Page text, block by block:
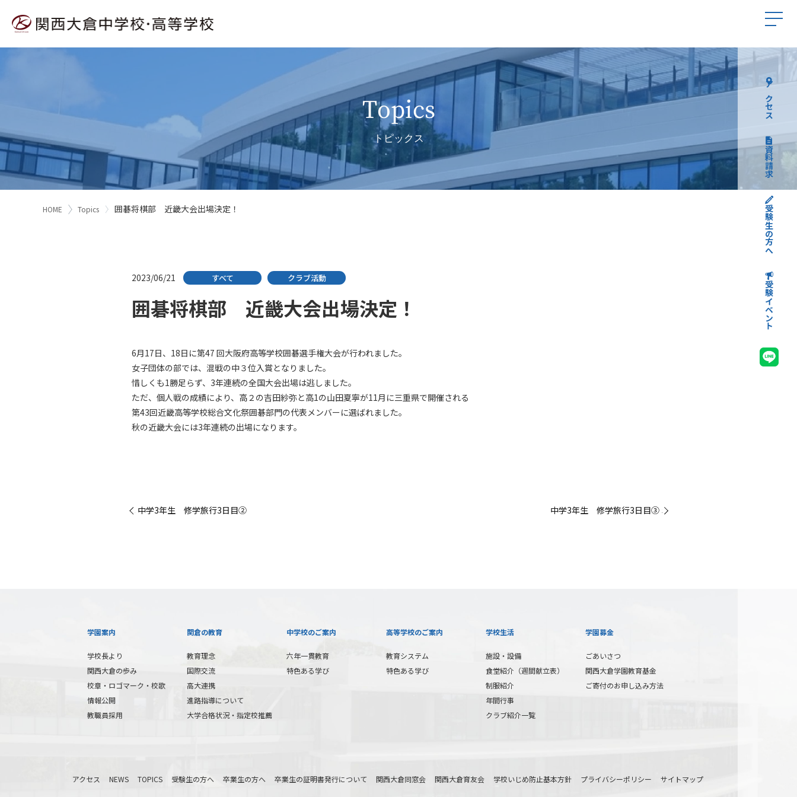
アクセス
資料請求
受験生の方へ
受験イベント
Topics
トピックス
HOME Topics 囲碁将棋部 近畿大会出場決定！
2023/06/21 すべて クラブ活動
囲碁将棋部 近畿大会出場決定！
6月17日、18日に第47 回大阪府高等学校囲碁選手権大会が行われました。
女子団体の部では、混戦の中３位入賞となりました。
惜しくも1勝足らず、3年連続の全国大会出場は逃しました。
ただ、個人戦の成績により、高２の吉田紗弥と高1の山田夏寧が11月に三重県で開催される
第43回近畿高等学校総合文化祭囲碁部門の代表メンバーに選ばれました。
秋の近畿大会には3年連続の出場になります。
« 中学3年生 修学旅行3日目② 中学3年生 修学旅行3日目③ »
学園案内
学校長より
関西大倉の歩み
校章・ロゴマーク・校歌
情報公開
教職員採用
関倉の教育
教育理念
国際交流
高大連携
進路指導について
大学合格状況・指定校推薦
中学校のご案内
六年一貫教育
特色ある学び
高等学校のご案内
教育システム
特色ある学び
学校生活
施設・設備
食堂紹介（週間献立表）
制服紹介
年間行事
クラブ紹介一覧
学園募金
ごあいさつ
関西大倉学園教育基金
ご寄付のお申し込み方法
アクセス NEWS TOPICS 受験生の方へ 卒業生の方へ 卒業生の証明書発行について 関西大倉同窓会 関西大倉育友会 学校いじめ防止基本方針 プライバシーポリシー サイトマップ